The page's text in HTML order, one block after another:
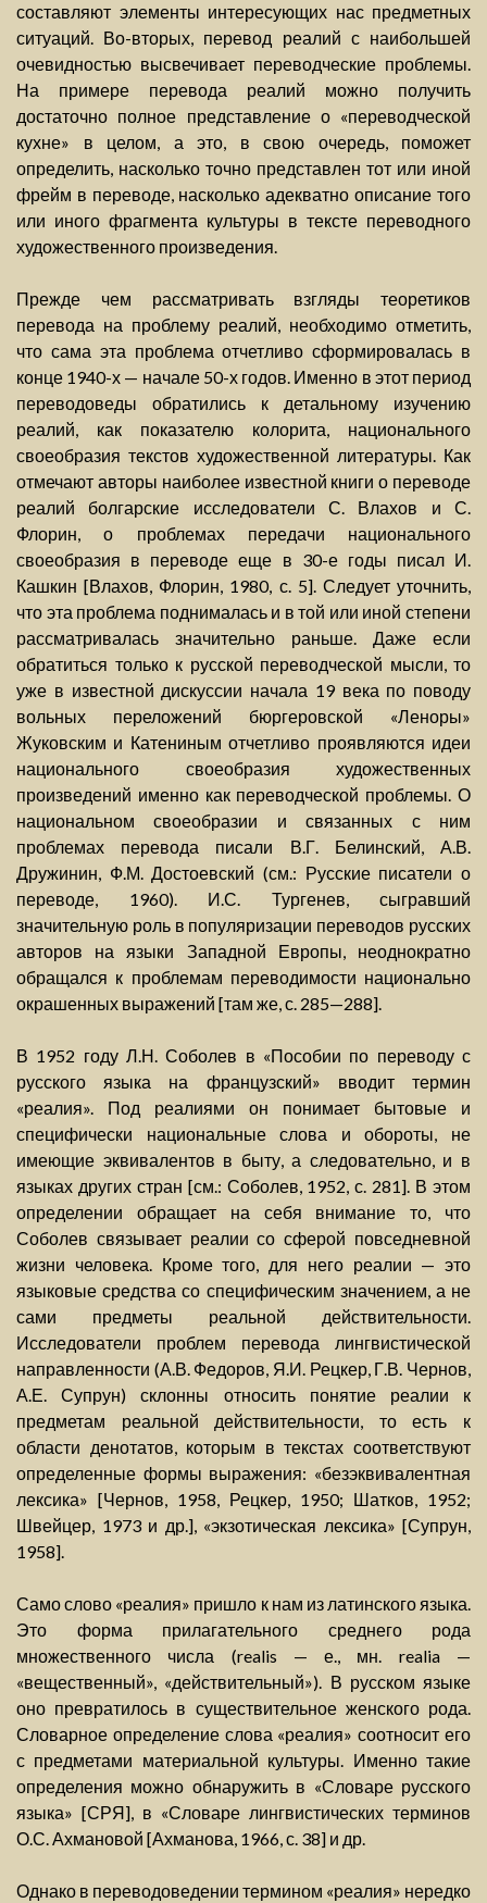
составляют элементы интересующих нас предметных
ситуаций. Во-вторых, перевод реалий с наибольшей
очевидностью высвечивает переводческие проблемы.
На примере перевода реалий можно получить
достаточно полное представление о «переводческой
кухне» в целом, а это, в свою очередь, поможет
определить, насколько точно представлен тот или иной
фрейм в переводе, насколько адекватно описание того
или иного фрагмента культуры в тексте переводного
художественного произведения.
Прежде чем рассматривать взгляды теоретиков
перевода на проблему реалий, необходимо отметить,
что сама эта проблема отчетливо сформировалась в
конце 1940-х — начале 50-х годов. Именно в этот период
переводоведы обратились к детальному изучению
реалий, как показателю колорита, национального
своеобразия текстов художественной литературы. Как
отмечают авторы наиболее известной книги о переводе
реалий болгарские исследователи С. Влахов и С.
Флорин, о проблемах передачи национального
своеобразия в переводе еще в 30-е годы писал И.
Кашкин [Влахов, Флорин, 1980, с. 5]. Следует уточнить,
что эта проблема поднималась и в той или иной степени
рассматривалась значительно раньше. Даже если
обратиться только к русской переводческой мысли, то
уже в известной дискуссии начала 19 века по поводу
вольных переложений бюргеровской «Леноры»
Жуковским и Катениным отчетливо проявляются идеи
национального своеобразия художественных
произведений именно как переводческой проблемы. О
национальном своеобразии и связанных с ним
проблемах перевода писали В.Г. Белинский, А.В.
Дружинин, Ф.М. Достоевский (см.: Русские писатели о
переводе, 1960). И.С. Тургенев, сыгравший
значительную роль в популяризации переводов русских
авторов на языки Западной Европы, неоднократно
обращался к проблемам переводимости национально
окрашенных выражений [там же, с. 285—288].
В 1952 году Л.Н. Соболев в «Пособии по переводу с
русского языка на французский» вводит термин
«реалия». Под реалиями он понимает бытовые и
специфически национальные слова и обороты, не
имеющие эквивалентов в быту, а следовательно, и в
языках других стран [см.: Соболев, 1952, с. 281]. В этом
определении обращает на себя внимание то, что
Соболев связывает реалии со сферой повседневной
жизни человека. Кроме того, для него реалии — это
языковые средства со специфическим значением, а не
сами предметы реальной действительности.
Исследователи проблем перевода лингвистической
направленности (А.В. Федоров, Я.И. Рецкер, Г.В. Чернов,
А.Е. Супрун) склонны относить понятие реалии к
предметам реальной действительности, то есть к
области денотатов, которым в текстах соответствуют
определенные формы выражения: «безэквивалентная
лексика» [Чернов, 1958, Рецкер, 1950; Шатков, 1952;
Швейцер, 1973 и др.], «экзотическая лексика» [Супрун,
1958].
Само слово «реалия» пришло к нам из латинского языка.
Это форма прилагательного среднего рода
множественного числа (realis — е., мн. realia —
«вещественный», «действительный»). В русском языке
оно превратилось в существительное женского рода.
Словарное определение слова «реалия» соотносит его
с предметами материальной культуры. Именно такие
определения можно обнаружить в «Словаре русского
языка» [СРЯ], в «Словаре лингвистических терминов
О.С. Ахмановой [Ахманова, 1966, с. 38] и др.
Однако в переводоведении термином «реалия» нередко